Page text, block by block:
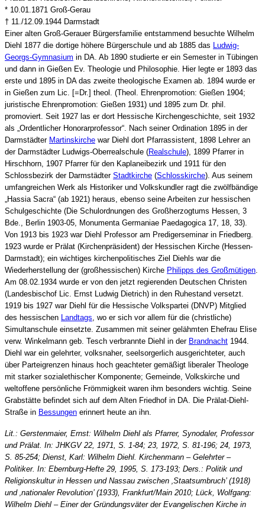
* 10.01.1871 Groß-Gerau
† 11./12.09.1944 Darmstadt
Einer alten Groß-Gerauer Bürgersfamilie entstammend besuchte Wilhelm
Diehl 1877 die dortige höhere Bürgerschule und ab 1885 das Ludwig-
Georgs-Gymnasium in DA. Ab 1890 studierte er ein Semester in Tübingen
und dann in Gießen Ev. Theologie und Philosophie. Hier legte er 1893 das
erste und 1895 in DA das zweite theologische Examen ab. 1894 wurde er
in Gießen zum Lic. [=Dr.] theol. (Theol. Ehrenpromotion: Gießen 1904;
juristische Ehrenpromotion: Gießen 1931) und 1895 zum Dr. phil.
promoviert. Seit 1927 las er dort Hessische Kirchengeschichte, seit 1932
als „Ordentlicher Honorarprofessor“. Nach seiner Ordination 1895 in der
Darmstädter Martinskirche war Diehl dort Pfarrassistent, 1898 Lehrer an
der Darmstädter Ludwigs-Oberrealschule (Realschule), 1899 Pfarrer in
Hirschhorn, 1907 Pfarrer für den Kaplaneibezirk und 1911 für den
Schlossbezirk der Darmstädter Stadtkirche (Schlosskirche). Aus seinem
umfangreichen Werk als Historiker und Volkskundler ragt die zwölfbändige
„Hassia Sacra“ (ab 1921) heraus, ebenso seine Arbeiten zur hessischen
Schulgeschichte (Die Schulordnungen des Großherzogtums Hessen, 3
Bde., Berlin 1903-05, Monumenta Germaniae Paedagogica 17, 18, 33).
Von 1913 bis 1923 war Diehl Professor am Predigerseminar in Friedberg.
1923 wurde er Prälat (Kirchenpräsident) der Hessischen Kirche (Hessen-
Darmstadt); ein wichtiges kirchenpolitisches Ziel Diehls war die
Wiederherstellung der (großhessischen) Kirche Philipps des Großmütigen
Am 08.02.1934 wurde er von den jetzt regierenden Deutschen Christen
(Landesbischof Lic. Ernst Ludwig Dietrich) in den Ruhestand versetzt.
1919 bis 1927 war Diehl für die Hessische Volkspartei (DNVP) Mitglied
des hessischen Landtags , wo er sich vor allem für die (christliche)
Simultanschule einsetzte. Zusammen mit seiner gelähmten Ehefrau Elise
verw. Winkelmann geb. Tesch verbrannte Diehl in der Brandnacht 1944.
Diehl war ein gelehrter, volksnaher, seelsorgerlich ausgerichteter, auch
über Parteigrenzen hinaus hoch geachteter gemäßigt liberaler Theologe
mit starker sozialethischer Komponente; Gemeinde, Volkskirche und
weltoffene persönliche Frömmigkeit waren ihm besonders wichtig. Seine
Grabstätte befindet sich auf dem Alten Friedhof in DA. Die Prälat-Diehl-
Straße in Bessungen erinnert heute an ihn.
Lit.: Gerstenmaier, Ernst: Wilhelm Diehl als Pfarrer, Synodaler, Professor
und Prälat. In: JHKGV 22, 1971, S. 1-84; 23, 1972, S. 81-196; 24, 1973,
S. 85-254; Dienst, Karl: Wilhelm Diehl. Kirchenmann – Gelehrter –
Politiker. In: Ebernburg-Hefte 29, 1995, S. 173-193; Ders.: Politik und
Religionskultur in Hessen und Nassau zwischen ‚Staatsumbruch’ (1918)
und ‚nationaler Revolution’ (1933), Frankfurt/Main 2010; Lück, Wolfgang:
Wilhelm Diehl – Einer der Gründungsväter der Evangelischen Kirche in